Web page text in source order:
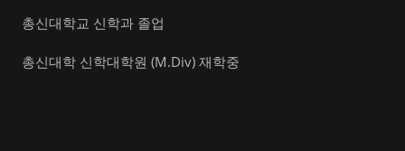
총신대학교 신학과 졸업
총신대학 신학대학원 (M.Div) 재학중